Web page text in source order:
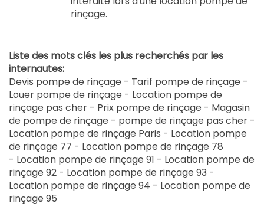
rinçage.
Liste des mots clés les plus recherchés par les
internautes:
Devis pompe de rinçage - Tarif pompe de rinçage -
Louer pompe de rinçage - Location pompe de
rinçage pas cher - Prix pompe de rinçage - Magasin
de pompe de rinçage - pompe de rinçage pas cher -
Location pompe de rinçage Paris - Location pompe
de rinçage 77 - Location pompe de rinçage 78
- Location pompe de rinçage 91 - Location pompe de
rinçage 92 - Location pompe de rinçage 93 -
Location pompe de rinçage 94 - Location pompe de
rinçage 95